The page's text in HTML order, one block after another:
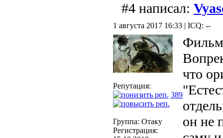
#4 написал:
1 августа 2017 16:33 | ICQ: --
Репутация:
389
Группа: Отаку
Регистрация:
Фильм
что
он не